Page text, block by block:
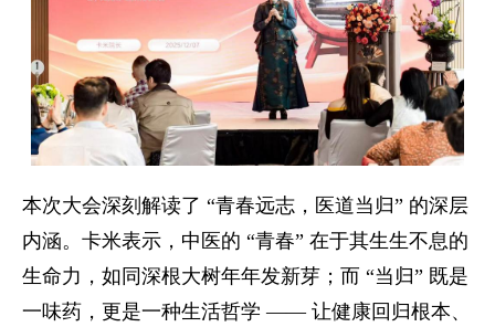
本次大会深刻解读了 “青春远志，医道当归” 的深层
内涵。卡米表示，中医的 “青春” 在于其生生不息的
生命力，如同深根大树年年发新芽；而 “当归” 既是
一味药，更是一种生活哲学 —— 让健康回归根本、